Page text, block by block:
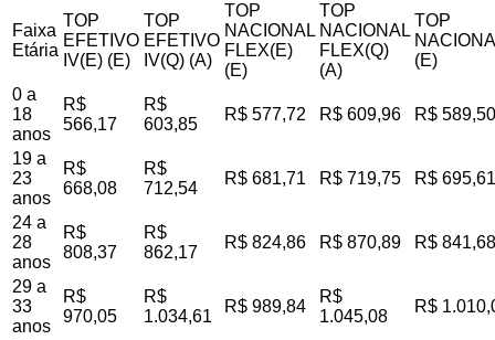
Faixa
Etária
TOP
EFETIVO
IV(E) (E)
TOP
EFETIVO
IV(Q) (A)
TOP
NACIONAL
FLEX(E)
(E)
TOP
NACIONAL
FLEX(Q)
(A)
TOP
(E)
0 a
18
anos
R$
566,17
R$
603,85
R$ 577,72 R$ 609,96 R$ 589,50
19 a
23
anos
R$
668,08
R$
712,54
R$ 681,71 R$ 719,75 R$ 695,61
24 a
28
anos
R$
808,37
R$
862,17
R$ 824,86 R$ 870,89 R$ 841,68
29 a
33
anos
R$
970,05
R$
1.034,61
R$ 989,84
R$
1.045,08
R$